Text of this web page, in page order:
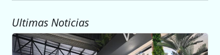
Ultimas Noticias